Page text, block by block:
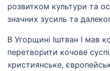
розвитком культури та
значних зусиль та
В Угорщині Іштван І мав
перетворити кочове
християнське,